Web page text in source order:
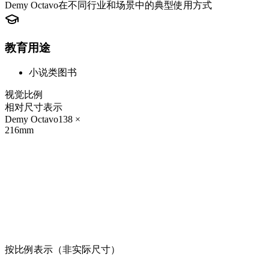
Demy Octavo在不同行业和场景中的典型使用方式
教育用途
小说类图书
视觉比例
相对尺寸表示
Demy Octavo138 ×
216mm
按比例表示（非实际尺寸）